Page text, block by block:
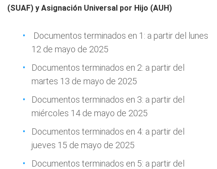
(SUAF) y Asignación Universal por Hijo (AUH)
Documentos terminados en 1: a partir del lunes
12 de mayo de 2025
Documentos terminados en 2: a partir del
martes 13 de mayo de 2025
Documentos terminados en 3: a partir del
miércoles 14 de mayo de 2025
Documentos terminados en 4: a partir del
jueves 15 de mayo de 2025
Documentos terminados en 5: a partir del